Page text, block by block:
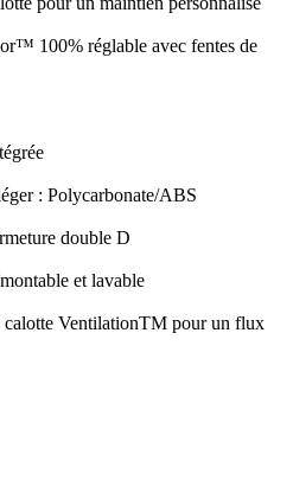
100% réglable avec fentes de
: Polycarbonate/ABS
double D
et lavable
calotte VentilationTM pour un flux